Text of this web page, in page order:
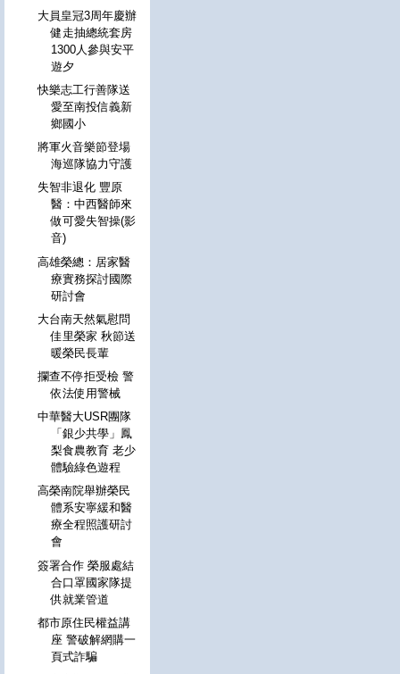
大員皇冠3周年慶辦
健走抽總統套房
1300人參與安平
遊夕
快樂志工行善隊送
愛至南投信義新
鄉國小
將軍火音樂節登場
海巡隊協力守護
失智非退化 豐原
醫：中西醫師來
做可愛失智操(影
音)
高雄榮總：居家醫
療實務探討國際
研討會
大台南天然氣慰問
佳里榮家 秋節送
暖榮民長輩
攔查不停拒受檢 警
依法使用警械
中華醫大USR團隊
「銀少共學」鳳
梨食農教育 老少
體驗綠色遊程
高榮南院舉辦榮民
體系安寧緩和醫
療全程照護研討
會
簽署合作 榮服處結
合口罩國家隊提
供就業管道
都市原住民權益講
座 警破解網購一
頁式詐騙